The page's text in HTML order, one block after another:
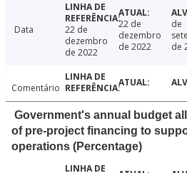
Data
22 de
dezembro
de 2022
22 de
dezembro
de 2022
de
de
Comentário
Government's annual budget
of pre-project financing to
operations (Percentage)